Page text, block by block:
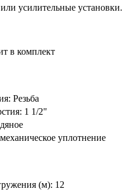
усилительные установки.
в комплект
Резьба
1 1/2"
уплотнение
(м): 12